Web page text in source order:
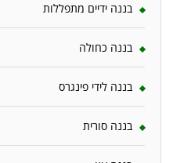
בננה ידיים מתפללות
בננה כחולה
בננה לידי פינגרס
בננה סורית